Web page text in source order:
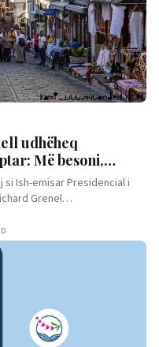
udhëheq
Më besoni,
Ish-emisar Presidencial i
Grenel…